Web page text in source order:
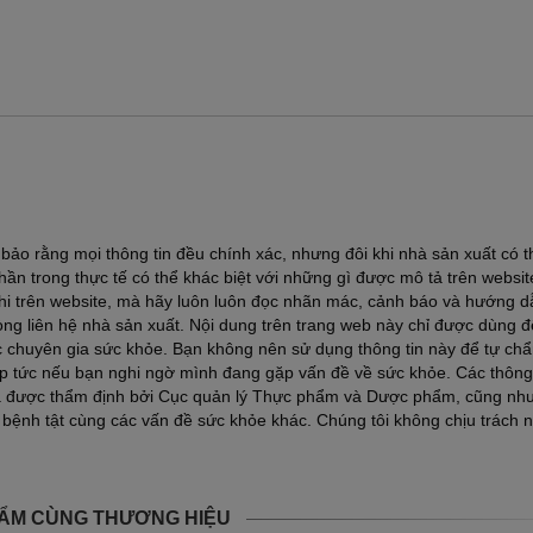
rằng mọi thông tin đều chính xác, nhưng đôi khi nhà sản xuất có
trong thực tế có thể khác biệt với những gì được mô tả trên
trên website, mà hãy luôn luôn đọc nhãn mác, cảnh báo và hướng
liên hệ nhà sản xuất. Nội dung trên trang web này chỉ được dùng
gia sức khỏe. Bạn không nên sử dụng thông tin này để tự
tức nếu bạn nghi ngờ mình đang gặp vấn đề về sức khỏe. Các
thẩm định bởi Cục quản lý Thực phẩm và Dược phẩm, cũng
tật cùng các vấn đề sức khỏe khác. Chúng tôi không chịu trách
CÙNG THƯƠNG HIỆU